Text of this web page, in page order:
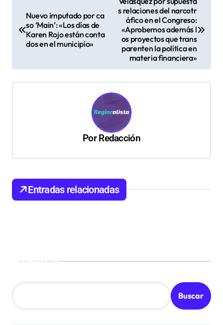
a
d
e
e
a
s
Nuevo imputado por ca
so ‘Main’: «Los días de
Karen Rojo están conta
dos en el municipio»
s relaciones del narcotr
áfico en el Congreso:
«Aprobemos además l
os proyectos que trans
parenten la política en
materia financiera»
PorRedacción
Entradas relacionadas
Buscar
Buscar